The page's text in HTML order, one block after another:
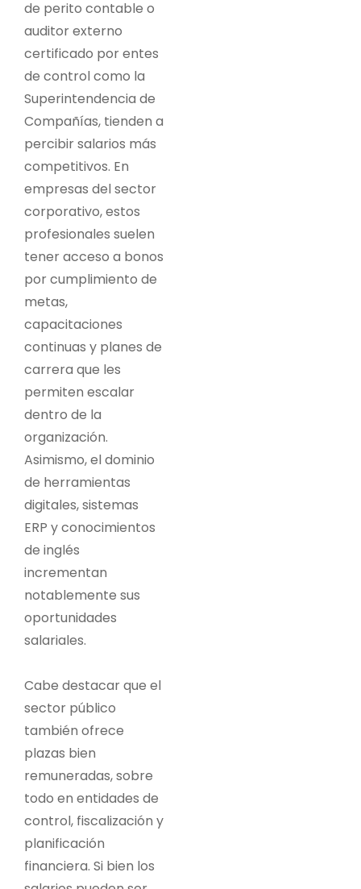
de perito contable o
auditor externo
certificado por entes
de control como la
Superintendencia de
Compañías, tienden a
percibir salarios más
competitivos. En
empresas del sector
corporativo, estos
profesionales suelen
tener acceso a bonos
por cumplimiento de
metas,
capacitaciones
continuas y planes de
carrera que les
permiten escalar
dentro de la
organización.
Asimismo, el dominio
de herramientas
digitales, sistemas
ERP y conocimientos
de inglés
incrementan
notablemente sus
oportunidades
salariales.
Cabe destacar que el
sector público
también ofrece
plazas bien
remuneradas, sobre
todo en entidades de
control, fiscalización y
planificación
financiera. Si bien los